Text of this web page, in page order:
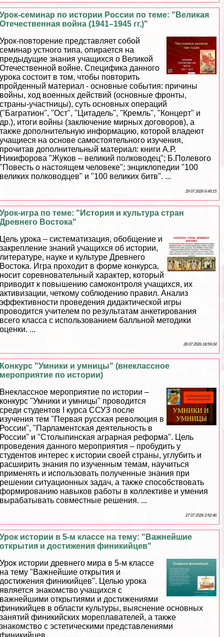
Урок-семинар по истории России по теме: "Великая
Отечественная война (1941–1945 гг.)"
Урок-повторение представляет собой
семинар устного типа, опирается на
предыдущие знания учащихся о Великой
Отечественной войне. Специфика данного
урока состоит в том, чтобы повторить
пройденный материал - основные события: причины
войны, ход военных действий (основные фронты,
страны-участницы), суть основных операций
("Багратион", "Ост", "Цитадель", "Кремль", "Концерт" и
др.), итоги войны (заключение мирных договоров), а
также дополнительную информацию, которой владеют
учащиеся на основе самостоятельного изучения,
прочитав дополнительный материал: книги А.Р.
Никифорова "Жуков – великий полководец"; Б.Полевого
"Повесть о настоящем человеке"; энциклопедии "100
великих полководцев" и "100 великих битв". ...
29 07 2026 6:49:15
Урок-игра по теме: "История и культура стран
Древнего Востока"
Цель урока – систематизация, обобщение и
закрепление знаний учащихся об истории,
литературе, науке и культуре Древнего
Востока. Игра проходит в форме конкурса,
носит соревновательный хаpaктер, который
приводит к повышению самоконтроля учащихся, их
активизации, четкому соблюдению правил. Анализ
эффективности проведения дидактической игры
проводится учителем по результатам анкетирования
всего класса с использованием балльной методики
оценки. ...
28 07 2026 18:59:24
Конкурс "Умники и умницы" (внеклассное
мероприятие по истории)
Внеклассное мероприятие по истории –
конкурс "Умники и умницы" проводится
среди студентов I курса ССУЗ после
изучения тем "Первая русская революция в
России", "Парламентская деятельность в
России" и "Столыпинская аграрная реформа". Цель
проведения данного мероприятия – пробудить у
студентов интерес к истории своей страны, углубить и
расширить знания по изученным темам, научиться
применять и использовать полученные знания при
решении ситуационных задач, а также способствовать
формированию навыков работы в коллективе и умения
выpaбатывать совместные решения. ...
27 07 2026 2:52:46
Урок истории в 5-м классе на тему: "Важнейшие
открытия и достижения финикийцев"
Урок истории древнего мира в 5-м классе
на тему "Важнейшие открытия и
достижения финикийцев". Целью урока
является знакомство учащихся с
важнейшими открытиями и достижениями
финикийцев в области культуры, выяснение основных
занятий финикийских мореплавателей, а также
знакомство с эстетическими представлениями